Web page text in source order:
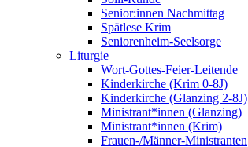
Senior:innen Nachmittag
Spätlese Krim
Seniorenheim-Seelsorge
Liturgie
Wort-Gottes-Feier-Leitende
Kinderkirche (Krim 0-8J)
Kinderkirche (Glanzing 2-8J)
Ministrant*innen (Glanzing)
Ministrant*innen (Krim)
Frauen-/Männer-Ministranten